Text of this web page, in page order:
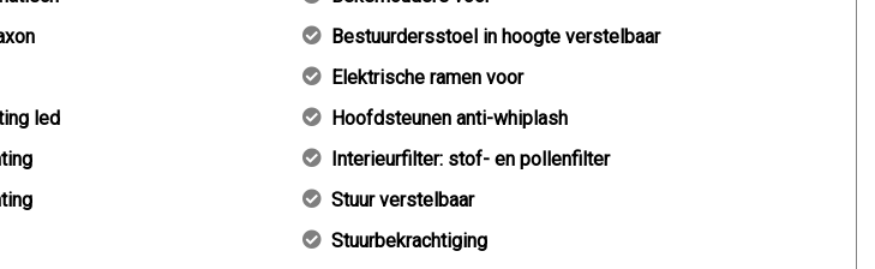
led
Bestuurdersstoel in hoogte verstelbaar
Elektrische ramen voor
Hoofdsteunen anti-whiplash
Interieurfilter: stof- en pollenfilter
Stuur verstelbaar
Stuurbekrachtiging